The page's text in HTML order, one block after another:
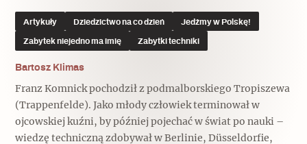
Artykuły Dziedzictwo na co dzień Jedźmy w Polskę!
Zabytek niejedno ma imię Zabytki techniki
Bartosz Klimas
Franz Komnick pochodził z podmalborskiego Tropiszewa
(Trappenfelde). Jako młody człowiek terminował w
ojcowskiej kuźni, by później pojechać w świat po nauki –
wiedzę techniczną zdobywał w Berlinie, Düsseldorfie,